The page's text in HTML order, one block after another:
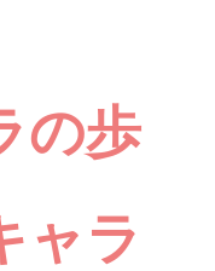
の歩
ャラ